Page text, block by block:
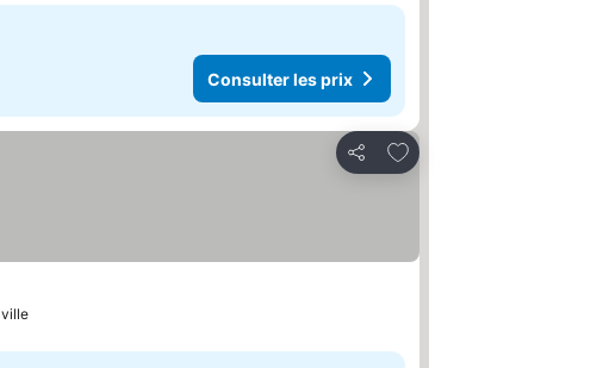
Consulter les prix
Partager
Ajouter à mes favoris